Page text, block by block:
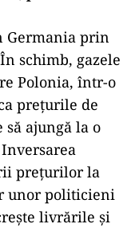
Germania prin
schimb, gazele
Polonia, într-o
prețurile de
ajungă la o
prețurilor la
unor politicieni
livrările și